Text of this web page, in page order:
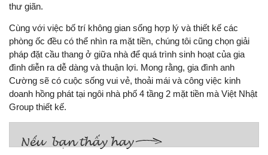
thư giãn.
Cùng với việc bố trí không gian sống hợp lý và thiết kế các
phòng ốc đều có thể nhìn ra mặt tiền, chúng tôi cũng chọn giải
pháp đặt cầu thang ở giữa nhà để quá trình sinh hoạt của gia
đình diễn ra dễ dàng và thuận lợi. Mong rằng, gia đình anh
Cường sẽ có cuộc sống vui vẻ, thoải mái và công việc kinh
doanh hồng phát tại ngôi nhà phố 4 tầng 2 mặt tiền mà Việt Nhật
Group thiết kế.